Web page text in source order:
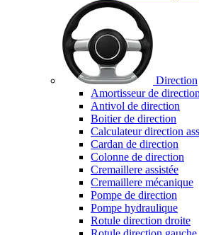
Direction
Amortisseur de direction
Antivol de direction
Boitier de direction
Calculateur direction
Cardan de direction
Colonne de direction
Cremaillere assistée
Cremaillere mécanique
Pompe de direction
Pompe hydraulique
Rotule direction droite